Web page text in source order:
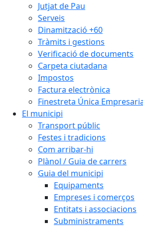
Jutjat de Pau
Serveis
Dinamització +60
Tràmits i gestions
Verificació de documents
Carpeta ciutadana
Impostos
Factura electrònica
Finestreta Única
El municipi
Transport públic
Festes i tradicions
Com arribar-hi
Plànol / Guia de carrers
Guia del municipi
Equipaments
Empreses i comerços
Entitats i associacions
Subministraments